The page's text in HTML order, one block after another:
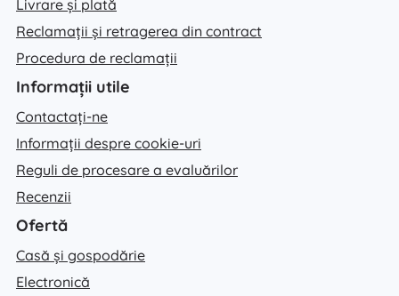
Livrare și plată
Reclamații și retragerea din contract
Procedura de reclamații
Informații utile
Contactați-ne
Informații despre cookie-uri
Reguli de procesare a evaluărilor
Recenzii
Ofertă
Casă și gospodărie
Electronică